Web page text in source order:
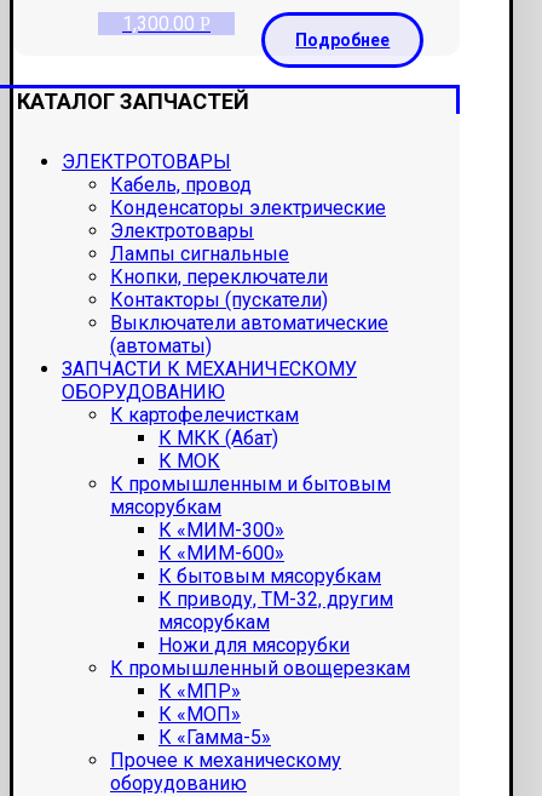
1,300.00 Р
Подробнее
КАТАЛОГ ЗАПЧАСТЕЙ
ЭЛЕКТРОТОВАРЫ
Кабель, провод
Конденсаторы электрические
Электротовары
Лампы сигнальные
Кнопки, переключатели
Контакторы (пускатели)
Выключатели автоматические
(автоматы)
ЗАПЧАСТИ К МЕХАНИЧЕСКОМУ
ОБОРУДОВАНИЮ
К картофелечисткам
К МКК (Абат)
К МОК
К промышленным и бытовым
мясорубкам
К «МИМ-300»
К «МИМ-600»
К бытовым мясорубкам
К приводу, ТМ-32, другим
мясорубкам
Ножи для мясорубки
К промышленный овощерезкам
К «МПР»
К «МОП»
К «Гамма-5»
Прочее к механическому
оборудованию